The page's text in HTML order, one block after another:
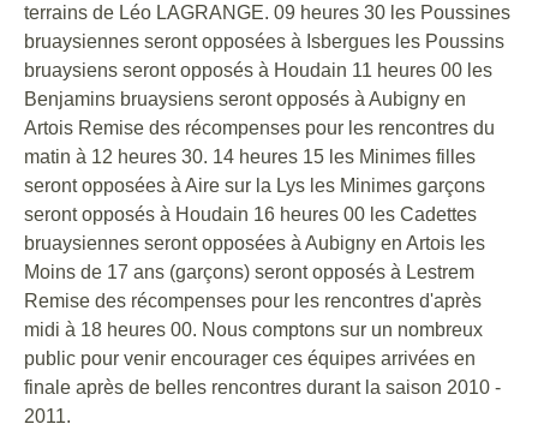
terrains de Léo LAGRANGE. 09 heures 30 les Poussines
bruaysiennes seront opposées à Isbergues les Poussins
bruaysiens seront opposés à Houdain 11 heures 00 les
Benjamins bruaysiens seront opposés à Aubigny en
Artois Remise des récompenses pour les rencontres du
matin à 12 heures 30. 14 heures 15 les Minimes filles
seront opposées à Aire sur la Lys les Minimes garçons
seront opposés à Houdain 16 heures 00 les Cadettes
bruaysiennes seront opposées à Aubigny en Artois les
Moins de 17 ans (garçons) seront opposés à Lestrem
Remise des récompenses pour les rencontres d'après
midi à 18 heures 00. Nous comptons sur un nombreux
public pour venir encourager ces équipes arrivées en
finale après de belles rencontres durant la saison 2010 -
2011.